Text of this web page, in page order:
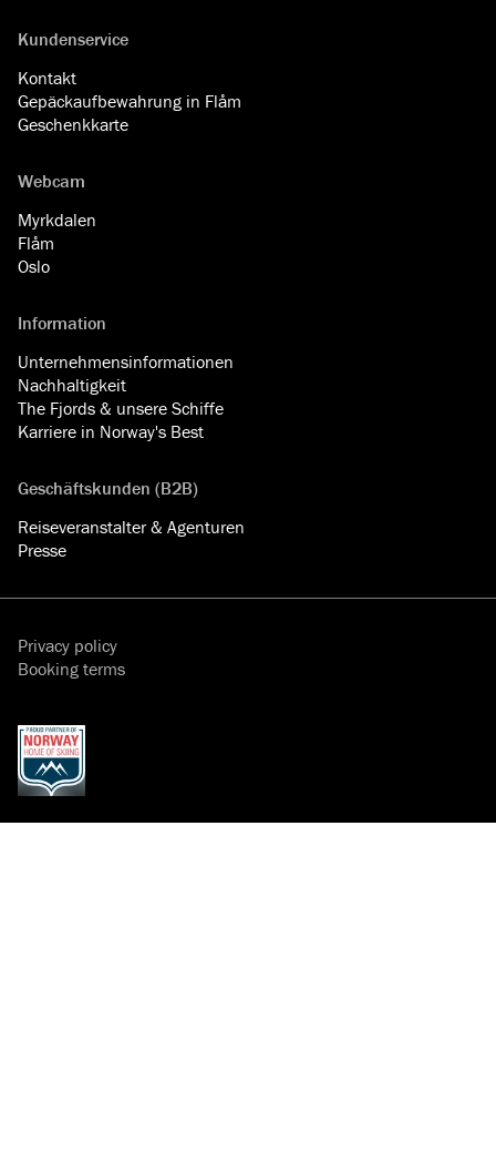
Kundenservice
Kontakt
Gepäckaufbewahrung in Flåm
Geschenkkarte
Webcam
Myrkdalen
Flåm
Oslo
Information
Unternehmensinformationen
Nachhaltigkeit
The Fjords & unsere Schiffe
Karriere in Norway's Best
Geschäftskunden (B2B)
Reiseveranstalter & Agenturen
Presse
Privacy policy
Booking terms